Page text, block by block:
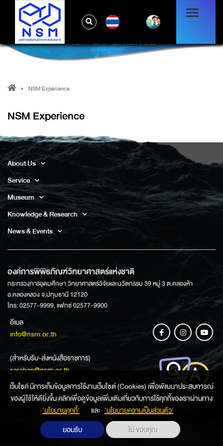
NSM EXPERIENCE
NSM Experience
NSM Experience
About Us
Service
Museum
Knowledge & Research
News & Events
องค์การพิพิธภัณฑ์วิทยาศาสตร์แห่งชาติ
กระทรวงการอุดมศึกษา วิทยาศาสตร์วิจัยและนวัตกรรม 39 หมู่ 3 ต.คลองห้า
อ.คลองหลวง จ.ปทุมธานี 12120
โทร: 02577-9999, แฟกซ์ 02577-9900
อีเมล
info@nsm.or.th
(สำหรับรับ-ส่งหนังสือราชการ)
saraban@nsm.or.th
ช่องทางการสอบถามข้อมูล
เว็บไซค์ มีการเก็บข้อมูลการใช้งานเว็บไซต์ (Cookies) เพื่อพัฒนาประสบการณ์
ของผู้ใช้ให้ดียิ่งขึ้น คลิกเพื่อดูข้อมูลเพิ่มเติมเกี่ยวกับการใช้คุกกี้ของเราผ่านทาง
‘นโยบายคุกกี้’
และ ‘นโยบายความเป็นส่วนตัว'
ยอมรับ
ไม่ ขอบคุณ